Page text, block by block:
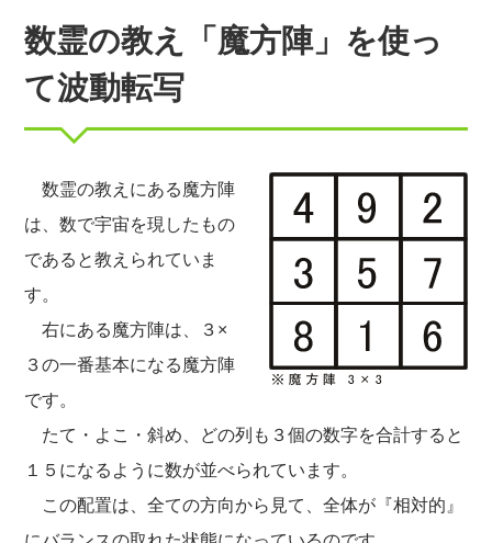
数霊の教え「魔方陣」を使っ
て波動転写
数霊の教えにある魔方陣
は、数で宇宙を現したもの
であると教えられていま
す。
右にある魔方陣は、３×
３の一番基本になる魔方陣
です。
たて・よこ・斜め、どの列も３個の数字を合計すると
１５になるように数が並べられています。
この配置は、全ての方向から見て、全体が『相対的』